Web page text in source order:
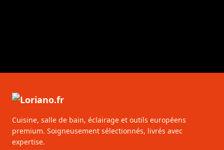
Cuisine, salle de bain, éclairage et outils européens
premium. Soigneusement sélectionnés, livrés avec
expertise.